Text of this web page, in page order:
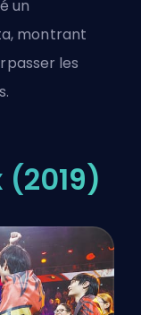
un
montrant
les
(2019)